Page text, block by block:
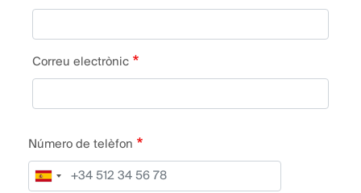
Correu electrònic
Número de telèfon